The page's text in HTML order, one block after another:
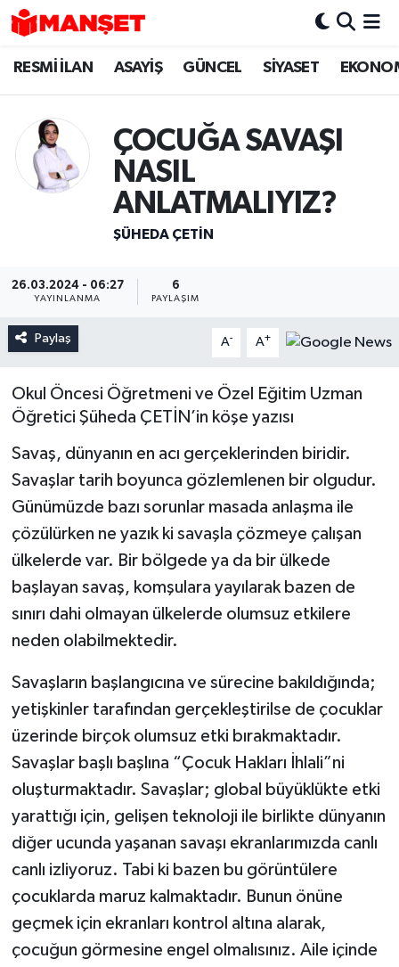
RESMİ İLAN ASAYİŞ GÜNCEL SİYASET
ÇOCUĞA SAVAŞI
NASIL
ANLATMALIYIZ?
ŞÜHEDA ÇETİN
26.03.2024 - 06:27
YAYINLANMA
6
PAYLAŞIM
Paylaş A- A+
Okul Öncesi Öğretmeni ve Özel Eğitim Uzman
Öğretici Şüheda ÇETİN’in köşe yazısı
Savaş, dünyanın en acı gerçeklerinden biridir.
Savaşlar tarih boyunca gözlemlenen bir olgudur.
Günümüzde bazı sorunlar masada anlaşma ile
çözülürken ne yazık ki savaşla çözmeye çalışan
ülkelerde var. Bir bölgede ya da bir ülkede
başlayan savaş, komşulara yayılarak bazen de
sınırı dahi olmayan ülkelerde olumsuz etkilere
neden olabilmektedir.
Savaşların başlangıcına ve sürecine bakıldığında;
yetişkinler tarafından gerçekleştirilse de çocuklar
üzerinde birçok olumsuz etki bırakmaktadır.
Savaşlar başlı başlına “Çocuk Hakları İhlali”ni
oluşturmaktadır. Savaşlar; global büyüklükte etki
yarattığı için, gelişen teknoloji ile birlikte dünyanın
diğer ucunda yaşanan savaşı ekranlarımızda canlı
canlı izliyoruz. Tabi ki bazen bu görüntülere
çocuklarda maruz kalmaktadır. Bunun önüne
geçmek için ekranları kontrol altına alarak,
çocuğun görmesine engel olmalısınız. Aile içinde
Hava Durumu
Süper Lig Puan Durumu ve Fikstür
Tüm Manşetler
Haber Arşivi